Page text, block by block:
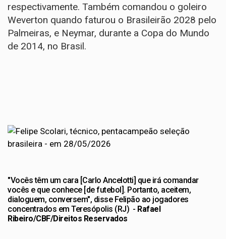
respectivamente. Também comandou o goleiro
Weverton quando faturou o Brasileirão 2028 pelo
Palmeiras, e Neymar, durante a Copa do Mundo
de 2014, no Brasil.
"Vocês têm um cara [Carlo Ancelotti] que irá comandar
vocês e que conhece [de futebol]. Portanto, aceitem,
dialoguem, conversem", disse Felipão ao jogadores
concentrados em Teresópolis (RJ) - Rafael
Ribeiro/CBF/Direitos Reservados